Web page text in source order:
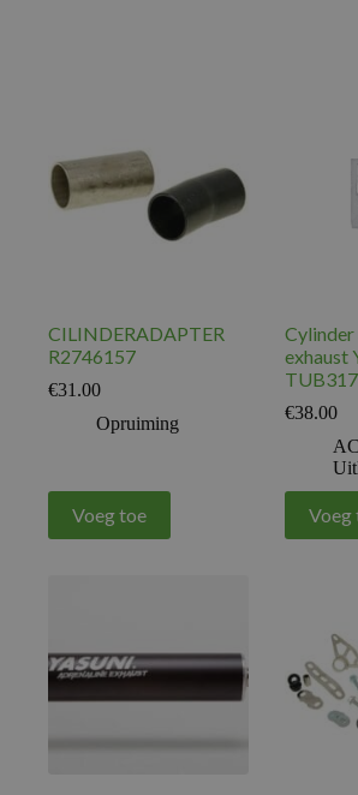
CILINDERADAPTER
R2746157
€31.00
Opruiming
Voeg toe
exhaust
TUB317
€38.00
Voeg